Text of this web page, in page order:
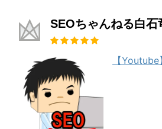
SEOちゃんねる白石
【